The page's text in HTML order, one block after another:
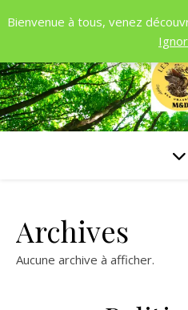
Bienvenue à tous, venez
Archives
Aucune archive à afficher.